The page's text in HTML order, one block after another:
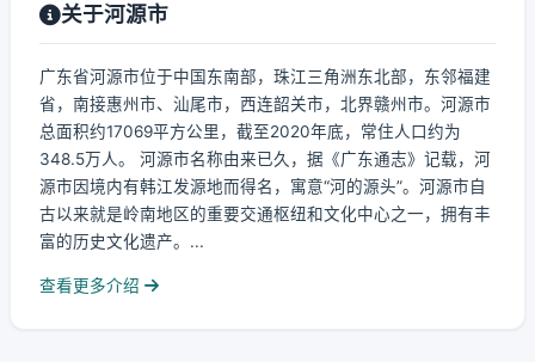
关于河源市
广东省河源市位于中国东南部，珠江三角洲东北部，东邻福建
省，南接惠州市、汕尾市，西连韶关市，北界赣州市。河源市
总面积约17069平方公里，截至2020年底，常住人口约为
348.5万人。 河源市名称由来已久，据《广东通志》记载，河
源市因境内有韩江发源地而得名，寓意“河的源头”。河源市自
古以来就是岭南地区的重要交通枢纽和文化中心之一，拥有丰
富的历史文化遗产。...
查看更多介绍